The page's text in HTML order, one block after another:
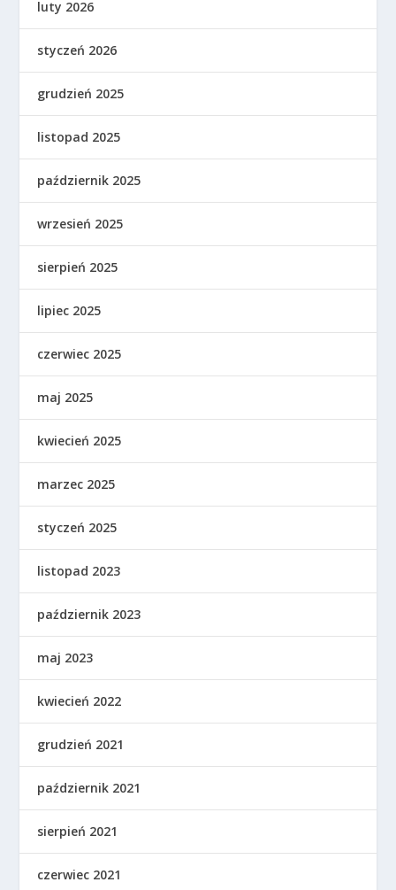
luty 2026
styczeń 2026
grudzień 2025
listopad 2025
październik 2025
wrzesień 2025
sierpień 2025
lipiec 2025
czerwiec 2025
maj 2025
kwiecień 2025
marzec 2025
styczeń 2025
listopad 2023
październik 2023
maj 2023
kwiecień 2022
grudzień 2021
październik 2021
sierpień 2021
czerwiec 2021